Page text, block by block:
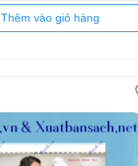
Còn hàng
Thêm vào giỏ hàng